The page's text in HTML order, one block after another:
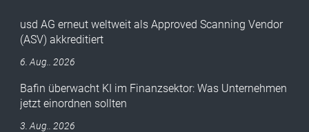
usd AG erneut weltweit als Approved Scanning Vendor
(ASV) akkreditiert
6. Aug.. 2026
Bafin überwacht KI im Finanzsektor: Was Unternehmen
jetzt einordnen sollten
3. Aug.. 2026